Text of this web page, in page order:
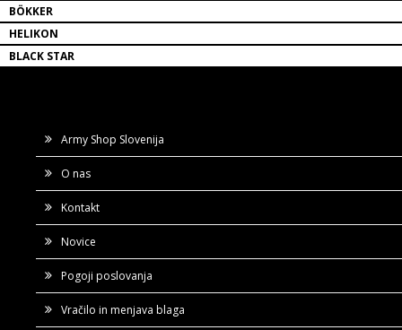
BÖKKER
HELIKON
BLACK STAR
Army Shop Slovenija
O nas
Kontakt
Novice
Pogoji poslovanja
Vračilo in menjava blaga